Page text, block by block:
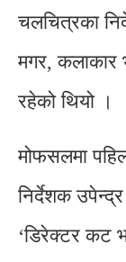
चलचित्रका
मगर, कलाकार
रहेको थियो ।
मोफसलमा
निर्देशक
‘डिरेक्टर कट